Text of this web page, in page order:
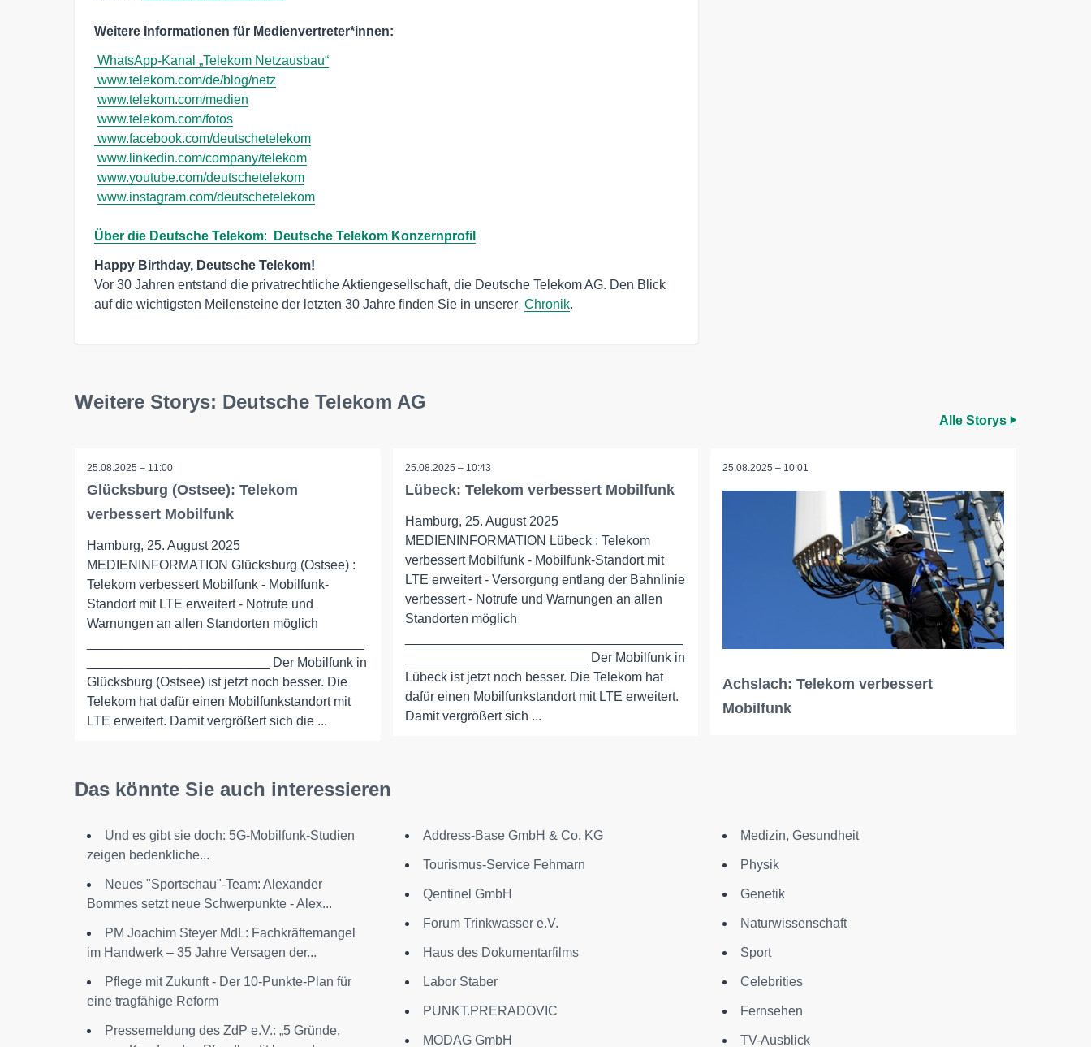
Weitere Informationen für Medienvertreter*innen:
WhatsApp-Kanal „Telekom Netzausbau“
www.telekom.com/de/blog/netz
www.telekom.com/medien
www.telekom.com/fotos
www.facebook.com/deutschetelekom
www.linkedin.com/company/telekom
www.youtube.com/deutschetelekom
www.instagram.com/deutschetelekom
Über die Deutsche Telekom: Deutsche Telekom Konzernprofil
Vor 30 Jahren entstand die privatrechtliche Aktiengesellschaft, die Deutsche Telekom AG. Den Blick
auf die wichtigsten Meilensteine der letzten 30 Jahre finden Sie in unserer Chronik.
Weitere Storys: Deutsche Telekom AG
Alle Storys
25.08.2025 – 11:00
Glücksburg (Ostsee): Telekom
verbessert Mobilfunk
Hamburg, 25. August 2025
MEDIENINFORMATION Glücksburg (Ostsee) :
Telekom verbessert Mobilfunk - Mobilfunk-
Standort mit LTE erweitert - Notrufe und
Warnungen an allen Standorten möglich
_________________________ Der Mobilfunk in
Glücksburg (Ostsee) ist jetzt noch besser. Die
Telekom hat dafür einen Mobilfunkstandort mit
LTE erweitert. Damit vergrößert sich die ...
25.08.2025 – 10:43
Lübeck: Telekom verbessert Mobilfunk
Hamburg, 25. August 2025
MEDIENINFORMATION Lübeck : Telekom
verbessert Mobilfunk - Mobilfunk-Standort mit
LTE erweitert - Versorgung entlang der Bahnlinie
verbessert - Notrufe und Warnungen an allen
Standorten möglich
_________________________ Der Mobilfunk in
Lübeck ist jetzt noch besser. Die Telekom hat
dafür einen Mobilfunkstandort mit LTE erweitert.
Damit vergrößert sich ...
25.08.2025 – 10:01
Achslach: Telekom verbessert
Mobilfunk
Das könnte Sie auch interessieren
Und es gibt sie doch: 5G-Mobilfunk-Studien
zeigen bedenkliche...
Neues "Sportschau"-Team: Alexander
Bommes setzt neue Schwerpunkte - Alex...
PM Joachim Steyer MdL: Fachkräftemangel
im Handwerk – 35 Jahre Versagen der...
Pflege mit Zukunft - Der 10-Punkte-Plan für
eine tragfähige Reform
Pressemeldung des ZdP e.V.: „5 Gründe,
Address-Base GmbH & Co. KG
Tourismus-Service Fehmarn
Qentinel GmbH
Forum Trinkwasser e.V.
Haus des Dokumentarfilms
Labor Staber
PUNKT.PRERADOVIC
MODAG GmbH
Medizin, Gesundheit
Physik
Genetik
Naturwissenschaft
Sport
Celebrities
Fernsehen
TV-Ausblick